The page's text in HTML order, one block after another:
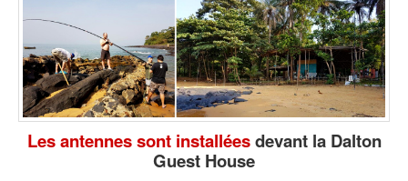
Les antennes sont installéesdevant la Dalton
Guest House